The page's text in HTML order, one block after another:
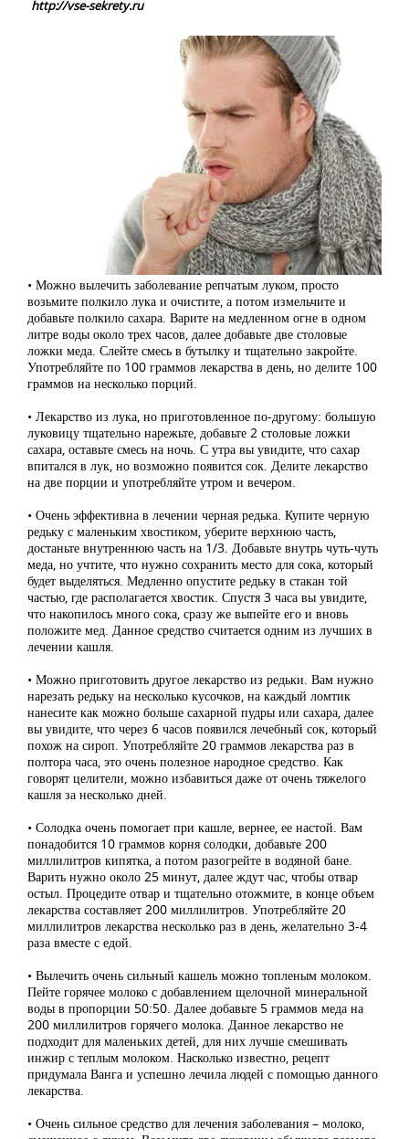
http://vse-sekrety.ru
• Можно вылечить заболевание репчатым луком, просто
возьмите полкило лука и очистите, а потом измельчите и
добавьте полкило сахара. Варите на медленном огне в одном
литре воды около трех часов, далее добавьте две столовые
ложки меда. Слейте смесь в бутылку и тщательно закройте.
Употребляйте по 100 граммов лекарства в день, но делите 100
граммов на несколько порций.
• Лекарство из лука, но приготовленное по-другому: большую
луковицу тщательно нарежьте, добавьте 2 столовые ложки
сахара, оставьте смесь на ночь. С утра вы увидите, что сахар
впитался в лук, но возможно появится сок. Делите лекарство
на две порции и употребляйте утром и вечером.
• Очень эффективна в лечении черная редька. Купите черную
редьку с маленьким хвостиком, уберите верхнюю часть,
достаньте внутреннюю часть на 1/3. Добавьте внутрь чуть-чуть
меда, но учтите, что нужно сохранить место для сока, который
будет выделяться. Медленно опустите редьку в стакан той
частью, где располагается хвостик. Спустя 3 часа вы увидите,
что накопилось много сока, сразу же выпейте его и вновь
положите мед. Данное средство считается одним из лучших в
лечении кашля.
• Можно приготовить другое лекарство из редьки. Вам нужно
нарезать редьку на несколько кусочков, на каждый ломтик
нанесите как можно больше сахарной пудры или сахара, далее
вы увидите, что через 6 часов появился лечебный сок, который
похож на сироп. Употребляйте 20 граммов лекарства раз в
полтора часа, это очень полезное народное средство. Как
говорят целители, можно избавиться даже от очень тяжелого
кашля за несколько дней.
• Солодка очень помогает при кашле, вернее, ее настой. Вам
понадобится 10 граммов корня солодки, добавьте 200
миллилитров кипятка, а потом разогрейте в водяной бане.
Варить нужно около 25 минут, далее ждут час, чтобы отвар
остыл. Процедите отвар и тщательно отожмите, в конце объем
лекарства составляет 200 миллилитров. Употребляйте 20
миллилитров лекарства несколько раз в день, желательно 3-4
раза вместе с едой.
• Вылечить очень сильный кашель можно топленым молоком.
Пейте горячее молоко с добавлением щелочной минеральной
воды в пропорции 50:50. Далее добавьте 5 граммов меда на
200 миллилитров горячего молока. Данное лекарство не
подходит для маленьких детей, для них лучше смешивать
инжир с теплым молоком. Насколько известно, рецепт
придумала Ванга и успешно лечила людей с помощью данного
лекарства.
• Очень сильное средство для лечения заболевания – молоко,